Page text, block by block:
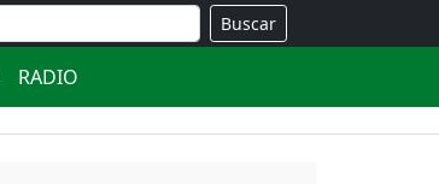
Buscar
RADIO